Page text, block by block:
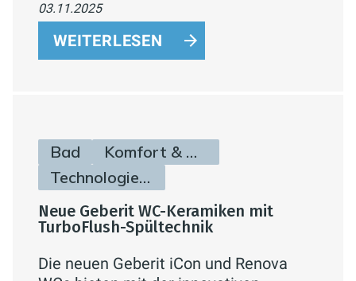
gemütliche Wohlfühloase.
03.11.2025
WEITERLESEN
Bad
Komfort & Hygiene
Technologie & Zukunft
Neue Geberit WC-Keramiken mit
TurboFlush-Spültechnik
Die neuen Geberit iCon und Renova